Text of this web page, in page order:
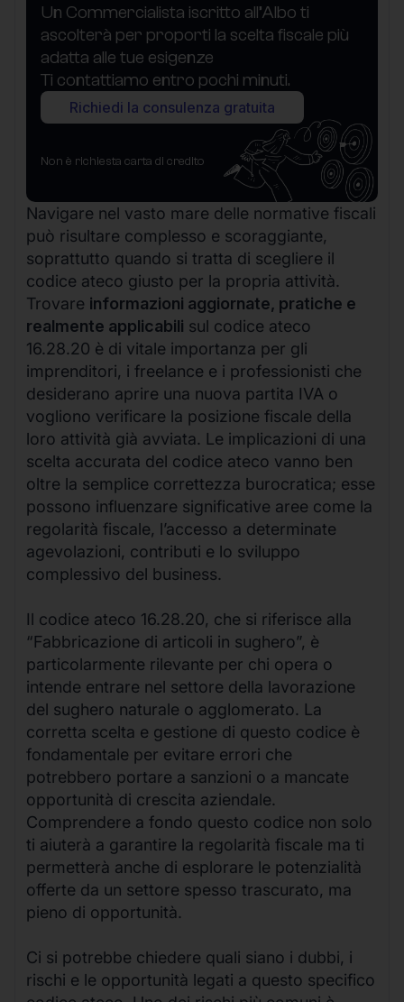
Un Commercialista iscritto all’Albo ti
ascolterà per proporti la scelta fiscale più
adatta alle tue esigenze
Ti contattiamo entro pochi minuti.
Richiedi la consulenza gratuita
Non è richiesta carta di credito
Navigare nel vasto mare delle normative fiscali
può risultare complesso e scoraggiante,
soprattutto quando si tratta di scegliere il
codice ateco giusto per la propria attività.
Trovare informazioni aggiornate, pratiche e
realmente applicabili sul codice ateco
16.28.20 è di vitale importanza per gli
imprenditori, i freelance e i professionisti che
desiderano aprire una nuova partita IVA o
vogliono verificare la posizione fiscale della
loro attività già avviata. Le implicazioni di una
scelta accurata del codice ateco vanno ben
oltre la semplice correttezza burocratica; esse
possono influenzare significative aree come la
regolarità fiscale, l’accesso a determinate
agevolazioni, contributi e lo sviluppo
complessivo del business.
Il codice ateco 16.28.20, che si riferisce alla
“Fabbricazione di articoli in sughero”, è
particolarmente rilevante per chi opera o
intende entrare nel settore della lavorazione
del sughero naturale o agglomerato. La
corretta scelta e gestione di questo codice è
fondamentale per evitare errori che
potrebbero portare a sanzioni o a mancate
opportunità di crescita aziendale.
Comprendere a fondo questo codice non solo
ti aiuterà a garantire la regolarità fiscale ma ti
permetterà anche di esplorare le potenzialità
offerte da un settore spesso trascurato, ma
pieno di opportunità.
Ci si potrebbe chiedere quali siano i dubbi, i
rischi e le opportunità legati a questo specifico